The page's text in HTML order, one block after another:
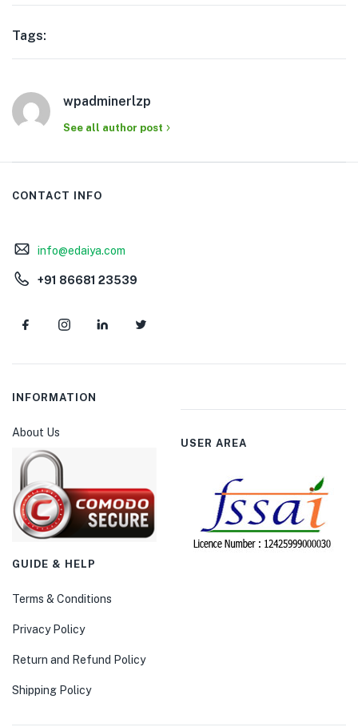
Tags:
wpadminerlzp
See all author post
CONTACT INFO
info@edaiya.com
+91 86681 23539
INFORMATION
About Us
USER AREA
GUIDE & HELP
Terms & Conditions
Privacy Policy
Return and Refund Policy
Shipping Policy